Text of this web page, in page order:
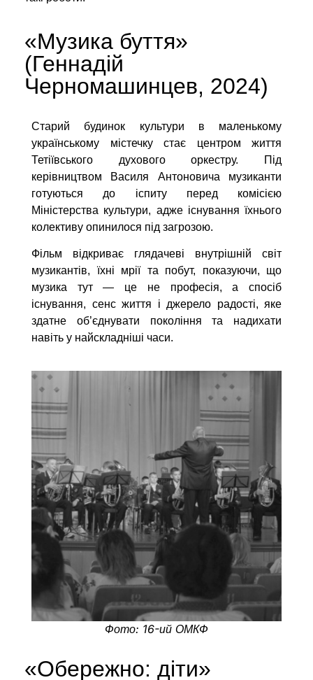
«Музика буття»
(Геннадій
Черномашинцев, 2024)
Старий будинок культури в маленькому
українському містечку стає центром життя
Тетіївського духового оркестру. Під
керівництвом Василя Антоновича музиканти
готуються до іспиту перед комісією
Міністерства культури, адже існування їхнього
колективу опинилося під загрозою.
Фільм відкриває глядачеві внутрішній світ
музикантів, їхні мрії та побут, показуючи, що
музика тут — це не професія, а спосіб
існування, сенс життя і джерело радості, яке
здатне об’єднувати покоління та надихати
навіть у найскладніші часи.
Фото: 16-ий ОМКФ
«Обережно: діти»